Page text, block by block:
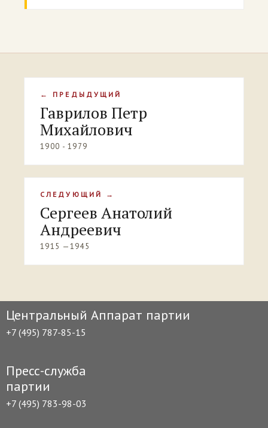
← ПРЕДЫДУЩИЙ
Гаврилов Петр
Михайлович
1900 - 1979
СЛЕДУЮЩИЙ →
Сергеев Анатолий
Андреевич
1915 —1945
Центральный Аппарат партии
+7 (495) 787-85-15
Пресс-служба
партии
+7 (495) 783-98-03